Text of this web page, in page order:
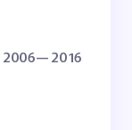
2006— 2016